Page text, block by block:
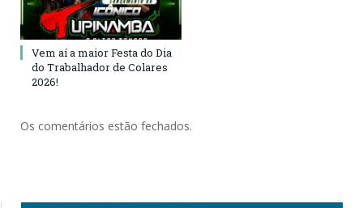
Vem aí a maior Festa do Dia
do Trabalhador de Colares
2026!
Os comentários estão fechados.